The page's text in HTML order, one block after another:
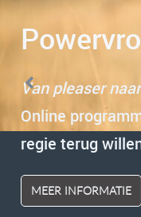
Thuiskomen
Ga het proces
GOOGLE REVIEWS
en
1-op-1 trajecten
Combinatie
INFORMATIE
Van pleaser
Online
regie terug
MEER INFORMATIE